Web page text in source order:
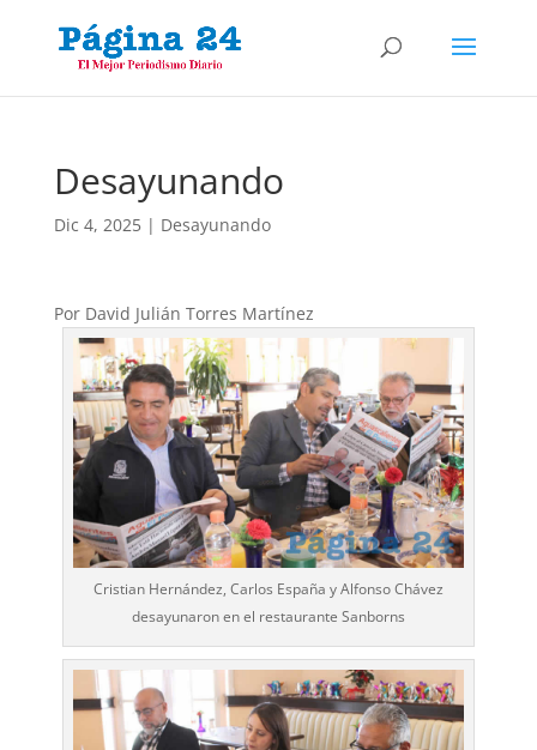
Desayunando
Dic 4, 2025| Desayunando
Por David Julián Torres Martínez
Cristian Hernández, Carlos España y Alfonso Chávez
desayunaron en el restaurante Sanborns